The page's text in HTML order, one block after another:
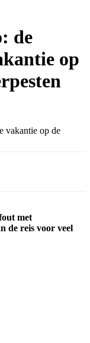
de
op
met
de reis voor veel